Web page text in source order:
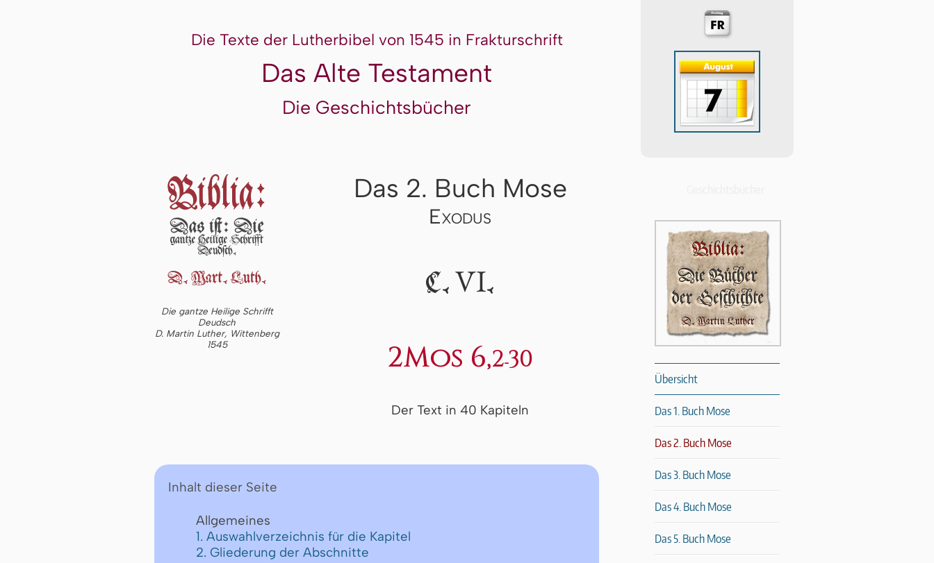
Die Texte der Lutherbibel von 1545 in Frakturschrift
Das Alte Testament
Die Geschichtsbücher
Die gantze Heilige Schrifft
Deudsch
D. Martin Luther, Wittenberg
1545
Das 2. Buch Mose
Exodus
C. VI.
2Mos 6,2-30
Der Text in 40 Kapiteln
Inhalt dieser Seite
Allgemeines
1. Auswahlverzeichnis für die Kapitel
2. Gliederung der Abschnitte
Übersicht
Das 1. Buch Mose
Das 2. Buch Mose
Das 3. Buch Mose
Das 4. Buch Mose
Das 5. Buch Mose